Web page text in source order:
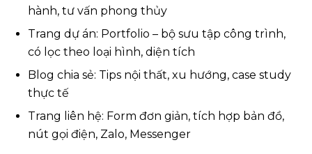
hành, tư vấn phong thủy
Trang dự án: Portfolio – bộ sưu tập công trình,
có lọc theo loại hình, diện tích
Blog chia sẻ: Tips nội thất, xu hướng, case study
thực tế
Trang liên hệ: Form đơn giản, tích hợp bản đồ,
nút gọi điện, Zalo, Messenger